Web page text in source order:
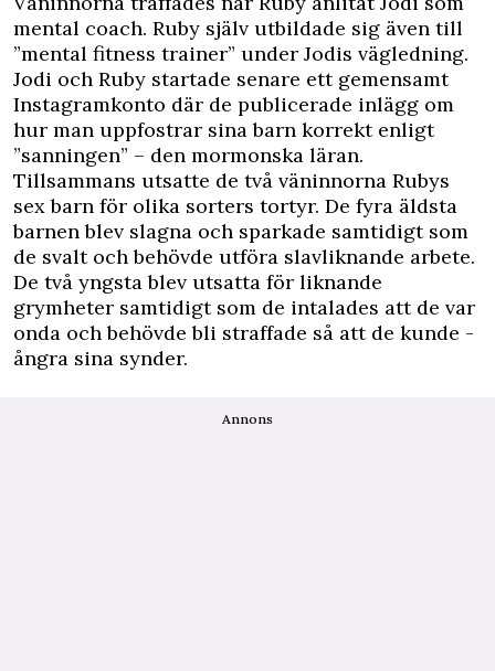
mental coach. Ruby själv utbildade sig även till
”mental fitness trainer” under Jodis vägledning.
Jodi och Ruby startade senare ett gemensamt
Instagramkonto där de publicerade inlägg om
hur man uppfostrar sina barn korrekt enligt
”sanningen” – den mormonska läran.
Tillsammans utsatte de två väninnorna Rubys
sex barn för olika sorters tortyr. De fyra äldsta
barnen blev ­slagna och sparkade samtidigt som
de svalt och behövde utföra slavliknande arbete.
De två yngsta blev utsatta för liknande
grymheter ­samtidigt som de intalades att de var
onda och behövde bli straffade så att de kunde ­
ångra sina synder.
Annons